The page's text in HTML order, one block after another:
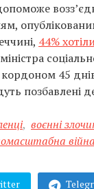
44%
кордоном 45
позбавлені
, воєнні
війна